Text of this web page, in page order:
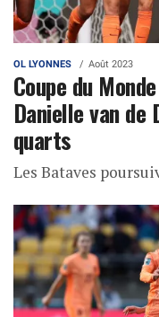
OL LYONNES Août 2023
Coupe du
Danielle van
quarts
Les Bataves